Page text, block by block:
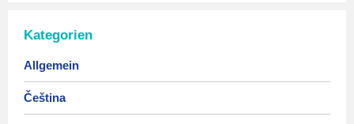
Kategorien
Allgemein
Čeština